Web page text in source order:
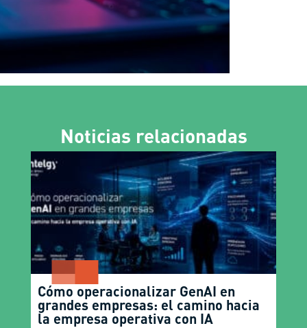
Noticias relacionadas
Cómo operacionalizar GenAI en
grandes empresas: el camino hacia
la empresa operativa con IA